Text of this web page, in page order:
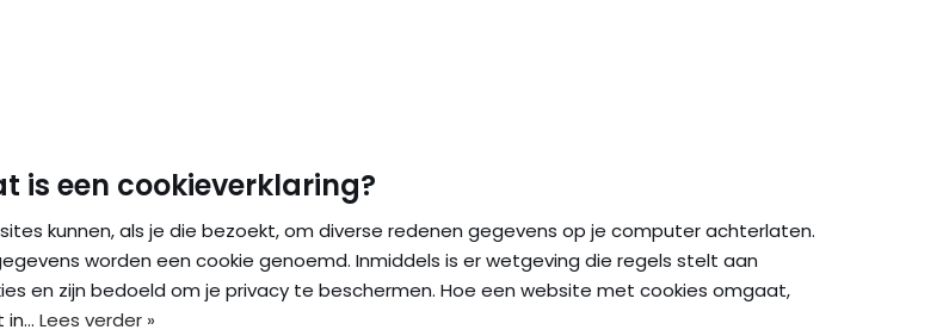
is een cookieverklaring?
kunnen, als je die bezoekt, om diverse redenen gegevens op je computer achterlaten.
worden een cookie genoemd. Inmiddels is er wetgeving die regels stelt aan
en zijn bedoeld om je privacy te beschermen. Hoe een website met cookies omgaat,
in… Lees verder »